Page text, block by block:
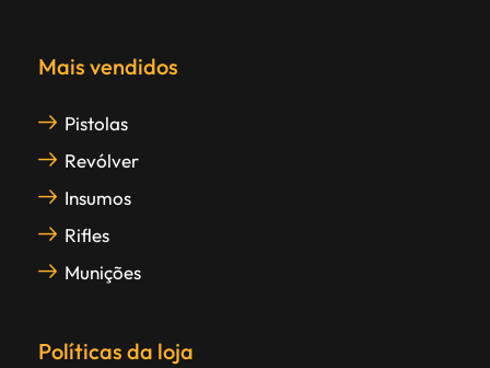
Mais vendidos
Pistolas
Revólver
Insumos
Rifles
Munições
Políticas da loja